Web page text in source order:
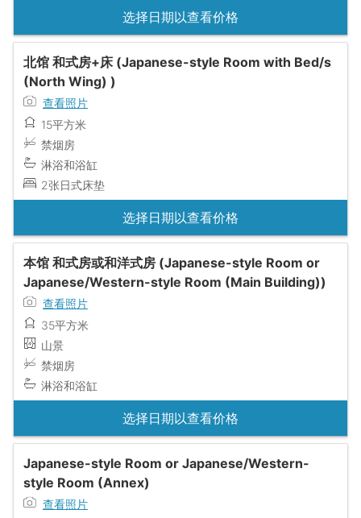
选择日期以查看价格
北馆 和式房+床 (Japanese-style Room with Bed/s
(North Wing) )
查看照片
15平方米
禁烟房
淋浴和浴缸
2张日式床垫
选择日期以查看价格
本馆 和式房或和洋式房 (Japanese-style Room or
Japanese/Western-style Room (Main Building))
查看照片
35平方米
山景
禁烟房
淋浴和浴缸
选择日期以查看价格
Japanese-style Room or Japanese/Western-
style Room (Annex)
查看照片